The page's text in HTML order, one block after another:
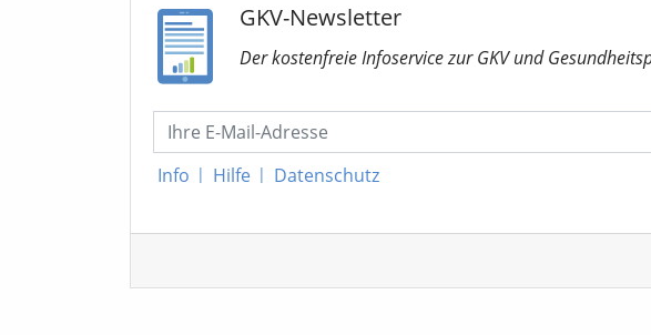
GKV-Newsletter
Der kostenfreie Infoservicezur GKVund
Info | Hilfe | Datenschutz